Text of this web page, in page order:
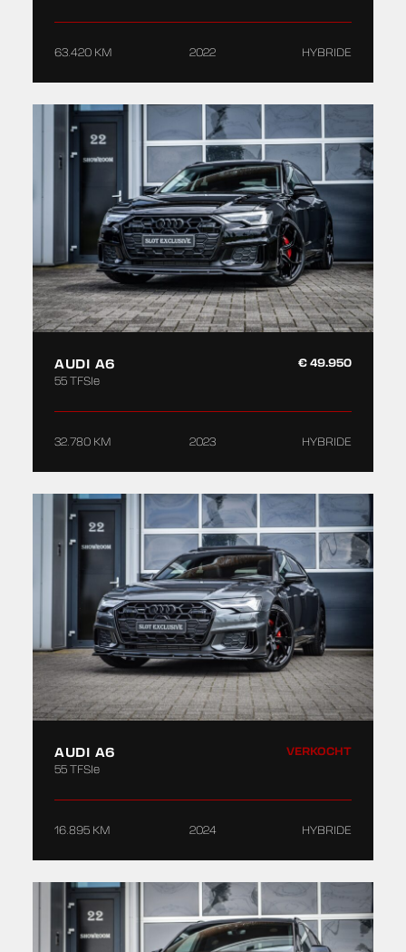
63.420 KM 2022 HYBRIDE
AUDI A6
55 TFSIe
€ 49.950
32.780 KM 2023 HYBRIDE
AUDI A6
55 TFSIe
VERKOCHT
16.895 KM 2024 HYBRIDE